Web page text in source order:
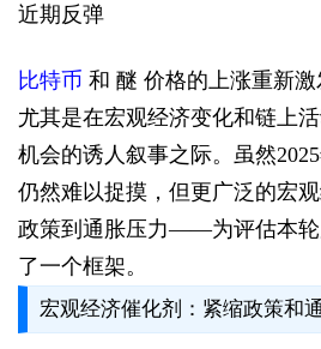
近期反弹
比特币 和 醚 价格的上涨重新激
尤其是在宏观经济变化和链上
机会的诱人叙事之际。虽然
仍然难以捉摸，但更广泛的宏
政策到通胀压力——为评估本轮
了一个框架。
宏观经济催化剂：紧缩政策和